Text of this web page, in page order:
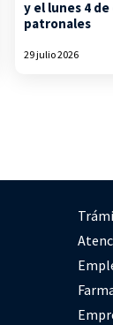
y el lunes 4
patronales
29 julio 2026